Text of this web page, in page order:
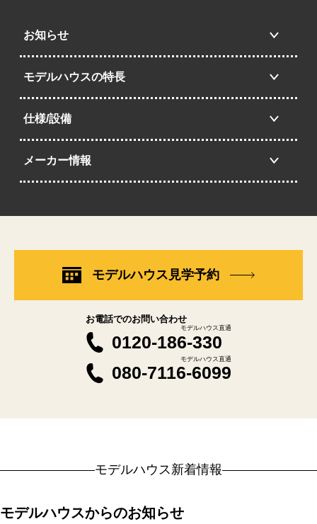
お知らせ
モデルハウスの特長
仕様/設備
メーカー情報
モデルハウス見学予約
お電話でのお問い合わせ
0120-186-330
モデルハウス直通
080-7116-6099
モデルハウス直通
モデルハウス新着情報
モデルハウスからのお知らせ